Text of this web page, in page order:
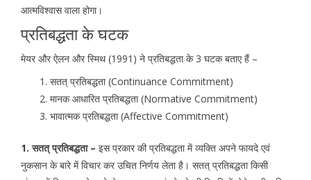
आत्मविश्वास वाला होगा।
प्रतिबद्धता के घटक
मेयर और ऐलन और स्मिथ (1991) ने प्रतिबद्धता के 3 घटक बताए हैं –
सतत् प्रतिबद्धता (Continuance Commitment)
मानक आधारित प्रतिबद्धता (Normative Commitment)
भावात्मक प्रतिबद्धता (Affective Commitment)
1. सतत् प्रतिबद्धता – इस प्रकार की प्रतिबद्धता में व्यक्ति अपने फायदे एवं
नुकसान के बारे में विचार कर उचित निर्णय लेता है। सतत् प्रतिबद्धता किसी